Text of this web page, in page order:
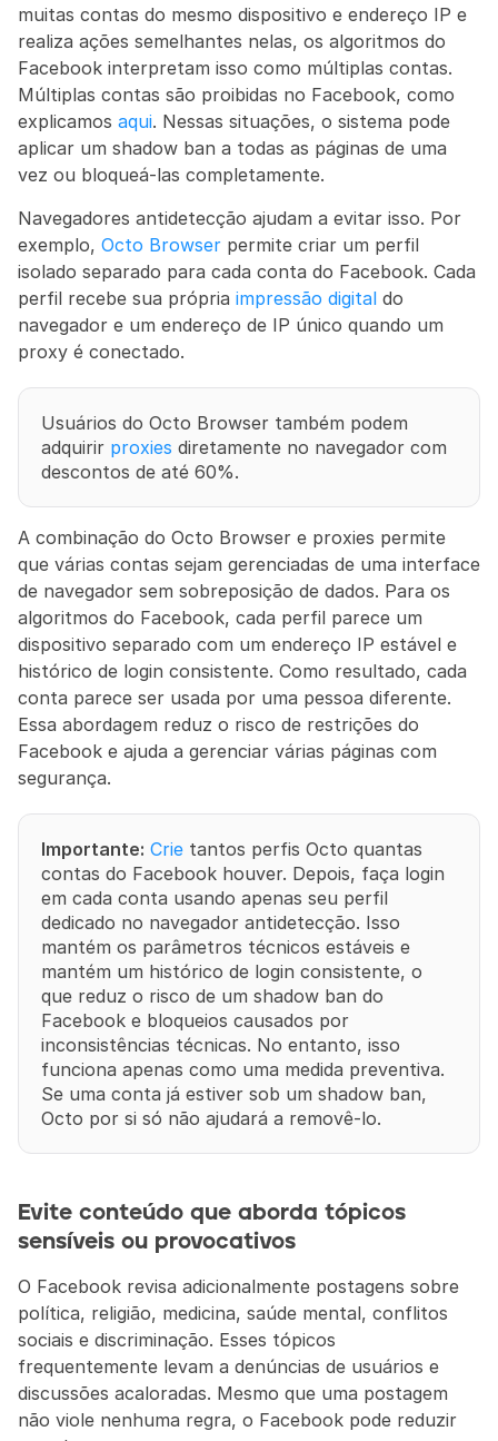
muitas contas do mesmo dispositivo e endereço IP e
realiza ações semelhantes nelas, os algoritmos do
Facebook interpretam isso como múltiplas contas.
Múltiplas contas são proibidas no Facebook, como
explicamos aqui. Nessas situações, o sistema pode
aplicar um shadow ban a todas as páginas de uma
vez ou bloqueá-las completamente.
Navegadores antidetecção ajudam a evitar isso. Por
exemplo, Octo Browser permite criar um perfil
isolado separado para cada conta do Facebook. Cada
perfil recebe sua própria impressão digital do
navegador e um endereço de IP único quando um
proxy é conectado.
Usuários do Octo Browser também podem
adquirir proxies diretamente no navegador com
descontos de até 60%.
A combinação do Octo Browser e proxies permite
que várias contas sejam gerenciadas de uma interface
de navegador sem sobreposição de dados. Para os
algoritmos do Facebook, cada perfil parece um
dispositivo separado com um endereço IP estável e
histórico de login consistente. Como resultado, cada
conta parece ser usada por uma pessoa diferente.
Essa abordagem reduz o risco de restrições do
Facebook e ajuda a gerenciar várias páginas com
segurança.
Importante: Crie tantos perfis Octo quantas
contas do Facebook houver. Depois, faça login
em cada conta usando apenas seu perfil
dedicado no navegador antidetecção. Isso
mantém os parâmetros técnicos estáveis e
mantém um histórico de login consistente, o
que reduz o risco de um shadow ban do
Facebook e bloqueios causados por
inconsistências técnicas. No entanto, isso
funciona apenas como uma medida preventiva.
Se uma conta já estiver sob um shadow ban,
Octo por si só não ajudará a removê-lo.
Evite conteúdo que aborda tópicos
sensíveis ou provocativos
O Facebook revisa adicionalmente postagens sobre
política, religião, medicina, saúde mental, conflitos
sociais e discriminação. Esses tópicos
frequentemente levam a denúncias de usuários e
discussões acaloradas. Mesmo que uma postagem
não viole nenhuma regra, o Facebook pode reduzir